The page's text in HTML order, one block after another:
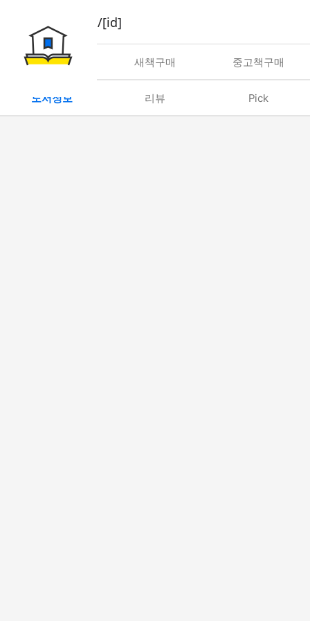
book/rent/[id]
대여 새책구매 중고책구매
도서정보 리뷰 Pick